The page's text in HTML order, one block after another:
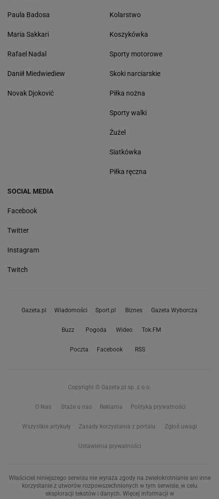
Paula Badosa
Maria Sakkari
Rafael Nadal
Daniił Miedwiediew
Novak Djoković
Kolarstwo
Koszykówka
Sporty motorowe
Skoki narciarskie
Piłka nożna
Sporty walki
Żużel
Siatkówka
Piłka ręczna
SOCIAL MEDIA
Facebook
Twitter
Instagram
Twitch
Gazeta.pl Wiadomości Sport.pl Biznes Gazeta Wyborcza
Buzz Pogoda Wideo Tok.FM
Poczta Facebook RSS
Copyright © Gazeta.pl sp. z o.o.
O Nas Staże u nas Reklama Polityka prywatności
Wszystkie artykuły Zasady korzystania z portalu Zgłoś uwagi
Ustawienia prywatności
Właściciel niniejszego serwisu nie wyraża zgody na zwielokrotnianie ani inne
korzystanie z utworów rozpowszechnionych w tym serwisie, w celu
eksploracji tekstów i danych. Więcej informacji w